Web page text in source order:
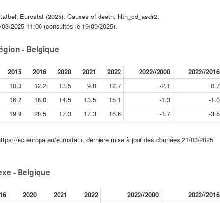
Eurostat (2025), Causes of death, hlth_cd_asdr2,
2025 11:00 (consultés le 19/09/2025).
- Belgique
2015 2016 2020 2021 2022 2022//2000
2022//2016
10.3 12.2 13.5 9.8 12.7 -2.1
0.7
16.2 16.0 14.5 13.5 15.1 -1.3
-1.0
19.9 20.5 17.3 17.3 16.6 -1.7
-3.5
ec.europa.eu/eurostatn, dernière mise à jour des données 21/03/2025
- Belgique
2020 2021 2022 2022//2000
2022//2016